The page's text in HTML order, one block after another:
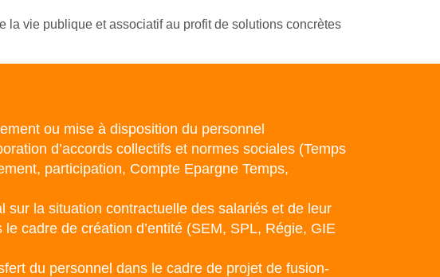
la vie publique et associatif au profit de solutions concrètes
ou mise à disposition du personnel
d’accords collectifs et normes sociales (Temps
participation, Compte Epargne Temps,
sur la situation contractuelle des salariés et de leur
cadre de création d’entité (SEM, SPL, Régie, GIE
du personnel dans le cadre de projet de fusion-